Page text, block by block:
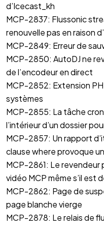
d’Icecast_kh
MCP-2837: Flussonic
renouvelle pas en raison
MCP-2849: Erreur de
MCP-2850: AutoDJ ne
de l’encodeur en direct
MCP-2852: Extension
systèmes
MCP-2855: La tâche
l’intérieur d’un dossier
MCP-2857: Un rapport
clause where provoque
MCP-2861: Le
vidéo MCP même s’il est
MCP-2862: Page de
page blanche vierge
MCP-2878: Le relais de